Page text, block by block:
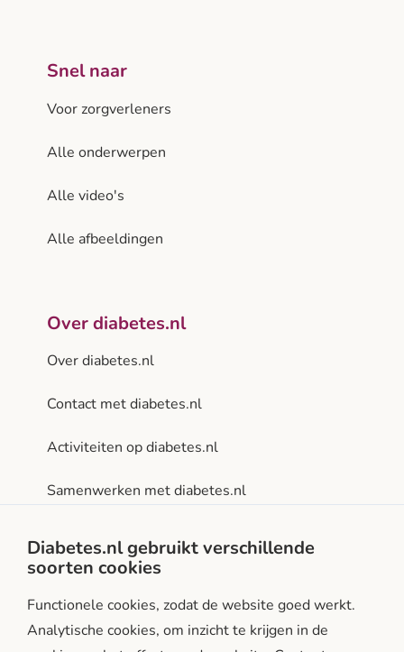
Snel naar
Voor zorgverleners
Alle onderwerpen
Alle video's
Alle afbeeldingen
Over diabetes.nl
Over diabetes.nl
Contact met diabetes.nl
Activiteiten op diabetes.nl
Samenwerken met diabetes.nl
Diabetes.nl gebruikt verschillende
soorten cookies
Functionele cookies, zodat de website goed werkt.
Analytische cookies, om inzicht te krijgen in de